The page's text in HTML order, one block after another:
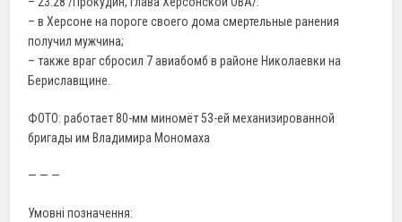
– в Херсоне на пороге своего дома смертельные ранения
получил мужчина;
– также враг сбросил 7 авиабомб в районе Николаевки на
Бериславщине.
ФОТО: работает 80-мм миномёт 53-ей механизированной
бригады им Владимира Мономаха
— — —
Умовні позначення: